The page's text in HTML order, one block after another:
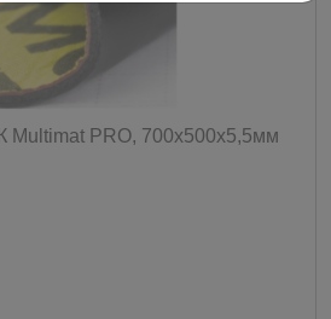
Multimat PRO, 700х500х5,5мм